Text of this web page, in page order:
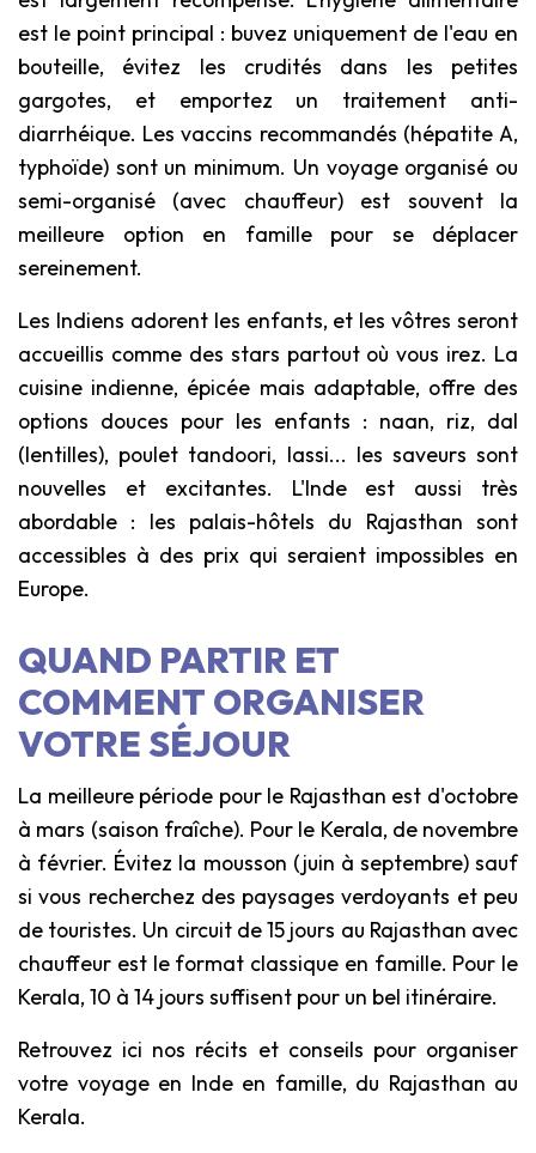
est le point principal : buvez uniquement de l'eau en
bouteille, évitez les crudités dans les petites
gargotes, et emportez un traitement anti-
diarrhéique. Les vaccins recommandés (hépatite A,
typhoïde) sont un minimum. Un voyage organisé ou
semi-organisé (avec chauffeur) est souvent la
meilleure option en famille pour se déplacer
sereinement.
Les Indiens adorent les enfants, et les vôtres seront
accueillis comme des stars partout où vous irez. La
cuisine indienne, épicée mais adaptable, offre des
options douces pour les enfants : naan, riz, dal
(lentilles), poulet tandoori, lassi... les saveurs sont
nouvelles et excitantes. L'Inde est aussi très
abordable : les palais-hôtels du Rajasthan sont
accessibles à des prix qui seraient impossibles en
Europe.
QUAND PARTIR ET
COMMENT ORGANISER
VOTRE SÉJOUR
La meilleure période pour le Rajasthan est d'octobre
à mars (saison fraîche). Pour le Kerala, de novembre
à février. Évitez la mousson (juin à septembre) sauf
si vous recherchez des paysages verdoyants et peu
de touristes. Un circuit de 15 jours au Rajasthan avec
chauffeur est le format classique en famille. Pour le
Kerala, 10 à 14 jours suffisent pour un bel itinéraire.
Retrouvez ici nos récits et conseils pour organiser
votre voyage en Inde en famille, du Rajasthan au
Kerala.